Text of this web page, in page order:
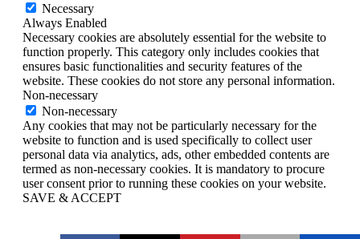
Necessary
Always Enabled
Necessary cookies are absolutely essential for the website to
function properly. This category only includes cookies that
ensures basic functionalities and security features of the
website. These cookies do not store any personal information.
Non-necessary
Non-necessary
Any cookies that may not be particularly necessary for the
website to function and is used specifically to collect user
personal data via analytics, ads, other embedded contents are
termed as non-necessary cookies. It is mandatory to procure
user consent prior to running these cookies on your website.
SAVE & ACCEPT